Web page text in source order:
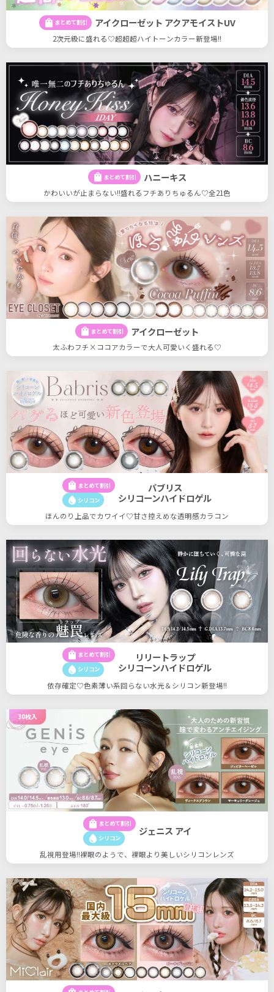
shopping_bag まとめて割引 アイクローゼット アクアモイストUV
2次元級に盛れる♡超超超ハイトーンカラー新登場!!
shopping_bag まとめて割引 ハニーキス
かわいいが止まらない!!盛れるフチありちゅるん♡全21色
shopping_bag まとめて割引 アイクローゼット
太ふわフチ×ココアカラーで大人可愛いく盛れる♡
shopping_bag まとめて割引
water_drop シリコン
バブリス
シリコーンハイドロゲル
ほんのり上品でカワイイ♡甘さ控えめな透明感カラコン
shopping_bag まとめて割引
water_drop シリコン
リリートラップ
シリコーンハイドロゲル
依存確定♡色素薄い系回らない水光＆シリコン新登場!!
30枚入
shopping_bag まとめて割引
water_drop シリコン
ジェニス アイ
乱視用登場!!裸眼のようで、裸眼より美しいシリコンレンズ